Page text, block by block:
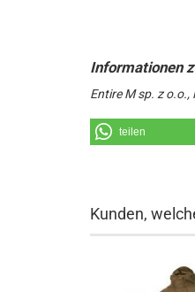
Entire M sp. z
teilen
Kunden,